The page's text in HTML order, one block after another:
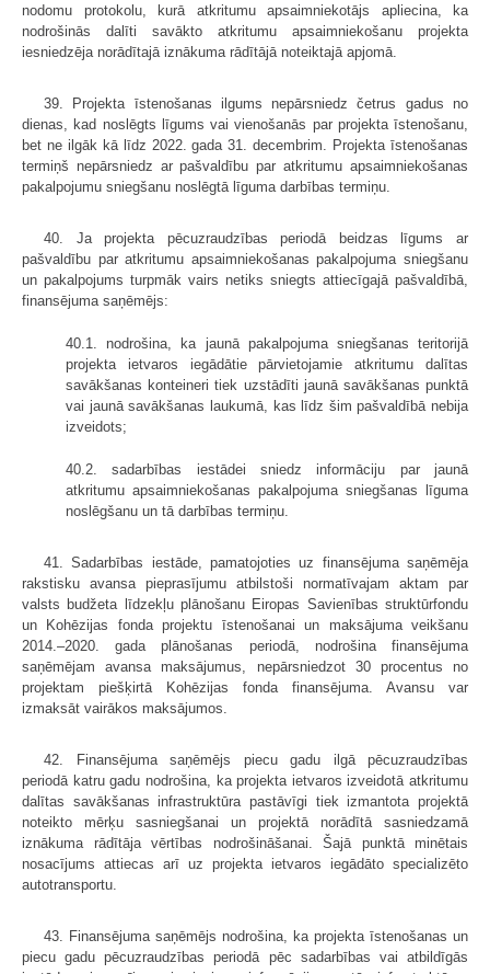
nodomu protokolu, kurā atkritumu apsaimniekotājs apliecina, ka
nodrošinās dalīti savākto atkritumu apsaimniekošanu projekta
iesniedzēja norādītajā iznākuma rādītājā noteiktajā apjomā.
39. Projekta īstenošanas ilgums nepārsniedz četrus gadus no
dienas, kad noslēgts līgums vai vienošanās par projekta īstenošanu,
bet ne ilgāk kā līdz 2022. gada 31. decembrim. Projekta īstenošanas
termiņš nepārsniedz ar pašvaldību par atkritumu apsaimniekošanas
pakalpojumu sniegšanu noslēgtā līguma darbības termiņu.
40. Ja projekta pēcuzraudzības periodā beidzas līgums ar
pašvaldību par atkritumu apsaimniekošanas pakalpojuma sniegšanu
un pakalpojums turpmāk vairs netiks sniegts attiecīgajā pašvaldībā,
finansējuma saņēmējs:
40.1. nodrošina, ka jaunā pakalpojuma sniegšanas teritorijā
projekta ietvaros iegādātie pārvietojamie atkritumu dalītas
savākšanas konteineri tiek uzstādīti jaunā savākšanas punktā
vai jaunā savākšanas laukumā, kas līdz šim pašvaldībā nebija
izveidots;
40.2. sadarbības iestādei sniedz informāciju par jaunā
atkritumu apsaimniekošanas pakalpojuma sniegšanas līguma
noslēgšanu un tā darbības termiņu.
41. Sadarbības iestāde, pamatojoties uz finansējuma saņēmēja
rakstisku avansa pieprasījumu atbilstoši normatīvajam aktam par
valsts budžeta līdzekļu plānošanu Eiropas Savienības struktūrfondu
un Kohēzijas fonda projektu īstenošanai un maksājuma veikšanu
2014.–2020. gada plānošanas periodā, nodrošina finansējuma
saņēmējam avansa maksājumus, nepārsniedzot 30 procentus no
projektam piešķirtā Kohēzijas fonda finansējuma. Avansu var
izmaksāt vairākos maksājumos.
42. Finansējuma saņēmējs piecu gadu ilgā pēcuzraudzības
periodā katru gadu nodrošina, ka projekta ietvaros izveidotā atkritumu
dalītas savākšanas infrastruktūra pastāvīgi tiek izmantota projektā
noteikto mērķu sasniegšanai un projektā norādītā sasniedzamā
iznākuma rādītāja vērtības nodrošināšanai. Šajā punktā minētais
nosacījums attiecas arī uz projekta ietvaros iegādāto specializēto
autotransportu.
43. Finansējuma saņēmējs nodrošina, ka projekta īstenošanas un
piecu gadu pēcuzraudzības periodā pēc sadarbības vai atbildīgās